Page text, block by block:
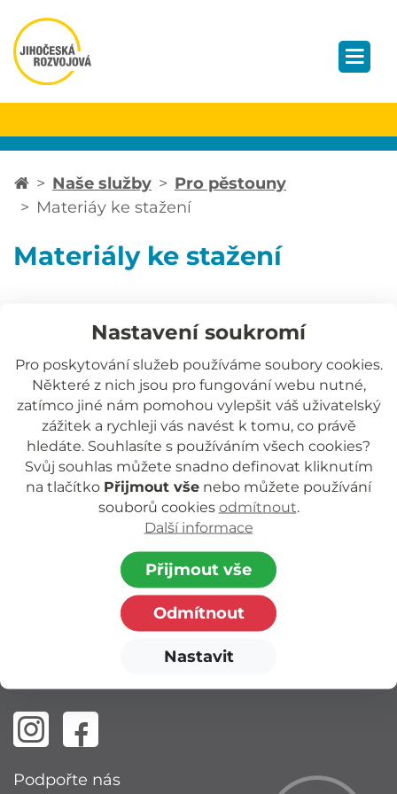
Nastavení soukromí
Pro poskytování služeb používáme soubory cookies.
Některé z nich jsou pro fungování webu nutné,
zatímco jiné nám pomohou vylepšit váš uživatelský
zážitek a rychleji vás navést k tomu, co právě
hledáte. Souhlasíte s používáním všech cookies?
Svůj souhlas můžete snadno definovat kliknutím
na tlačítko Přijmout vše nebo můžete používání
souborů cookies odmítnout.
Další informace
Přijmout vše
Odmítnout
Nastavit
Naše služby
Pro pěstouny
Materiáy ke stažení
Materiály ke stažení
Jihočeská rozvojová o.p.s.
nezisková organizace poskytující podporu
dětem a rodinám.
Zapsaná v rejstříku o.p.s. vedeném Krajským
v Českých Budějovicích, oddíl O, vložka 94.
Adresa: Riegrova 1756/51, 370 01 České
info@jihoceskarozvojova.cz
IČ: 260 77 540 | DIČ: CZ 260 77 540
Podpořte nás